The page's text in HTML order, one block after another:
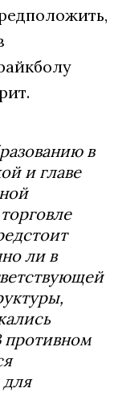
в
и главе
ли в
противном